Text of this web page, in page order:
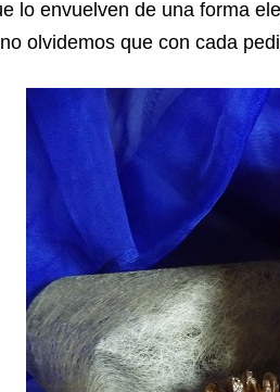
lo envuelven de una forma
olvidemos que con cada